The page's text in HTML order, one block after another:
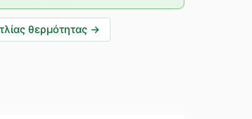
θερμότητας →